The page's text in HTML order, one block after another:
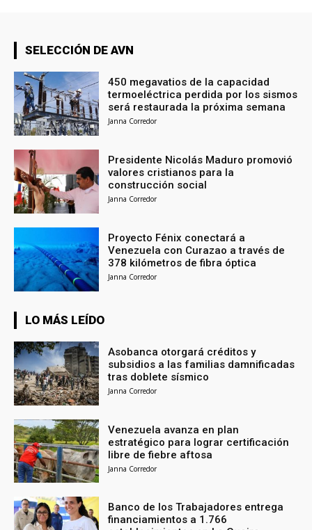
SELECCIÓN DE AVN
450 megavatios de la capacidad
termoeléctrica perdida por los sismos
será restaurada la próxima semana
Janna Corredor
Presidente Nicolás Maduro promovió
valores cristianos para la
construcción social
Janna Corredor
Proyecto Fénix conectará a
Venezuela con Curazao a través de
378 kilómetros de fibra óptica
Janna Corredor
LO MÁS LEÍDO
Asobanca otorgará créditos y
subsidios a las familias damnificadas
tras doblete sísmico
Janna Corredor
Venezuela avanza en plan
estratégico para lograr certificación
libre de fiebre aftosa
Janna Corredor
Banco de los Trabajadores entrega
financiamientos a 1.766